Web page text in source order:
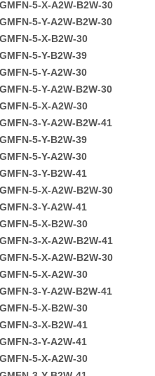
5-X-A2W-B2W-30
5-Y-A2W-B2W-30
5-X-B2W-30
5-Y-B2W-39
5-Y-A2W-30
5-Y-A2W-B2W-30
5-X-A2W-30
3-Y-A2W-B2W-41
5-Y-B2W-39
5-Y-A2W-30
3-Y-B2W-41
5-X-A2W-B2W-30
3-Y-A2W-41
5-X-B2W-30
3-X-A2W-B2W-41
5-X-A2W-B2W-30
5-X-A2W-30
3-Y-A2W-B2W-41
5-X-B2W-30
3-X-B2W-41
3-Y-A2W-41
5-X-A2W-30